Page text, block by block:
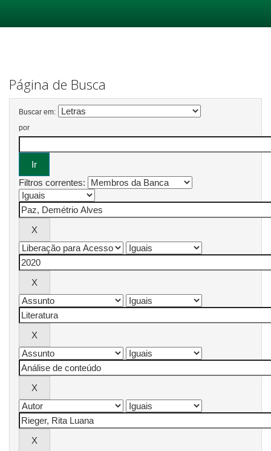
Página de Busca
Buscar em:
por
Filtros correntes: